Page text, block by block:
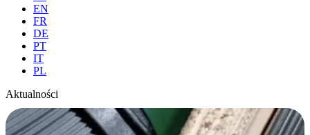
EN
FR
DE
PT
IT
PL
Aktualności